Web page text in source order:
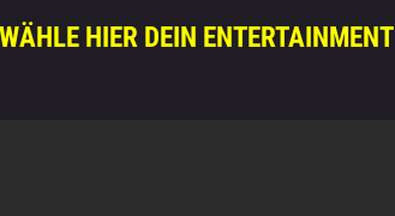
WÄHLE HIER DEIN ENTERTAINMENT